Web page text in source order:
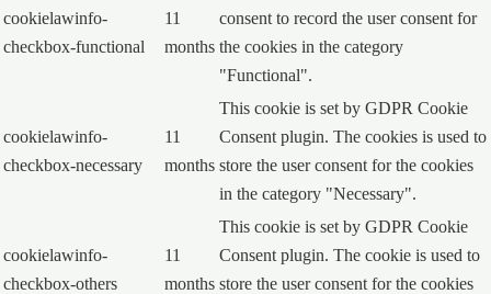
cookielawinfo-
checkbox-functional
11
months
consent to record the user consent for
the cookies in the category
"Functional".
cookielawinfo-
checkbox-necessary
11
months
This cookie is set by GDPR Cookie
Consent plugin. The cookies is used to
store the user consent for the cookies
in the category "Necessary".
cookielawinfo-
checkbox-others
11
months
This cookie is set by GDPR Cookie
Consent plugin. The cookie is used to
store the user consent for the cookies